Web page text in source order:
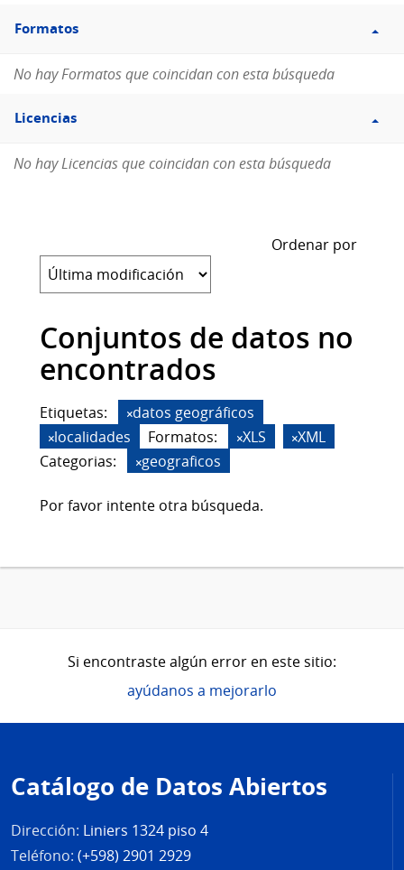
Filtro
Formatos
Formatos
No hay Formatos que coincidan con esta búsqueda
Filtro
Licencias
Licencias
No hay Licencias que coincidan con esta búsqueda
Ordenar por
Conjuntos de datos no
encontrados
Etiquetas:
datos geográficos
localidades
Formatos: XLS
XML
Categorias:
geograficos
Por favor intente otra búsqueda.
Si encontraste algún error en este sitio:
ayúdanos a mejorarlo
de
página
Catálogo de Datos Abiertos
Dirección: Liniers 1324 piso 4
Teléfono: (+598) 2901 2929